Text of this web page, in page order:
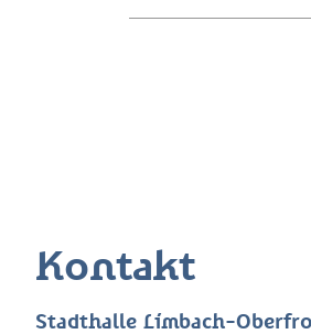
Kontakt
Stadthalle Limbach-